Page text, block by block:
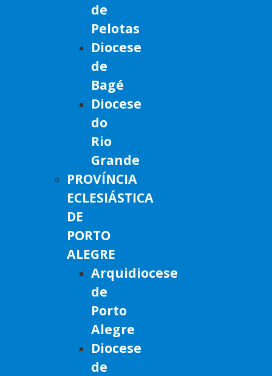
de
Pelotas
Diocese
de
Bagé
Diocese
do
Rio
Grande
PROVÍNCIA
ECLESIÁSTICA
DE
PORTO
ALEGRE
Arquidiocese
de
Porto
Alegre
Diocese
de